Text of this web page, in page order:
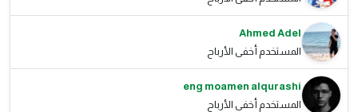
Ahmed Adel
المستخدم أخفى الأرباح
eng moamen alqurashi
المستخدم أخفى الأرباح